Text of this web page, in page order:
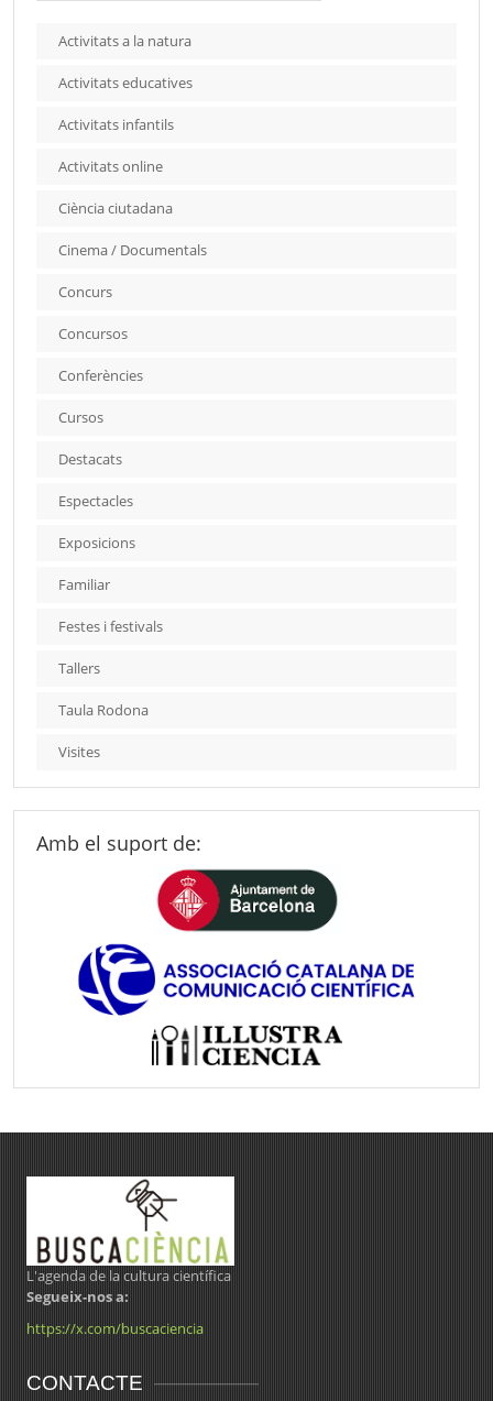
Activitats a la natura
Activitats educatives
Activitats infantils
Activitats online
Ciència ciutadana
Cinema / Documentals
Concurs
Concursos
Conferències
Cursos
Destacats
Espectacles
Exposicions
Familiar
Festes i festivals
Tallers
Taula Rodona
Visites
Amb el suport de:
L'agenda de la cultura científica
Segueix-nos a:
https://x.com/buscaciencia
CONTACTE